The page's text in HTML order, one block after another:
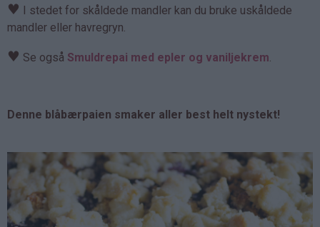
♥ I stedet for skåldede mandler kan du bruke uskåldede
mandler eller havregryn.
♥ Se også Smuldrepai med epler og vaniljekrem.
Denne blåbærpaien smaker aller best helt nystekt!